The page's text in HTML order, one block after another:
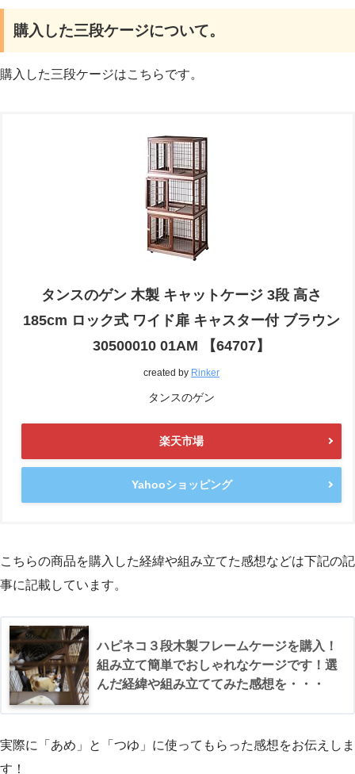
購入した三段ケージについて。
購入した三段ケージはこちらです。
タンスのゲン 木製 キャットケージ 3段 高さ
185cm ロック式 ワイド扉 キャスター付 ブラウン
30500010 01AM 【64707】
created by Rinker
タンスのゲン
楽天市場
Yahooショッピング
こちらの商品を購入した経緯や組み立てた感想などは下記の記
事に記載しています。
ハピネコ３段木製フレームケージを購入！
組み立て簡単でおしゃれなケージです！選
んだ経緯や組み立ててみた感想を・・・
実際に「あめ」と「つゆ」に使ってもらった感想をお伝えしま
す！